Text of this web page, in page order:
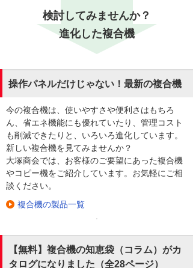
検討してみませんか？
進化した複合機
操作パネルだけじゃない！最新の複合機
今の複合機は、使いやすさや便利さはもちろ
ん、省エネ機能にも優れていたり、管理コスト
も削減できたりと、いろいろ進化しています。
新しい複合機を見てみませんか？
大塚商会では、お客様のご要望にあった複合機
やコピー機をご紹介しています。お気軽にご相
談ください。
複合機の製品一覧
【無料】複合機の知恵袋（コラム）がカ
タログになりました（全28ページ）